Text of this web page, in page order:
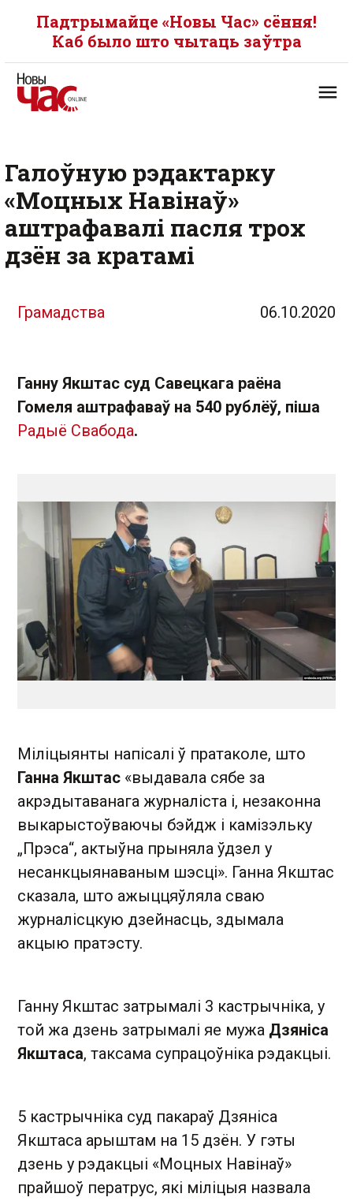
Падтрымайце «Новы Час» сёння!
Каб было што чытаць заўтра
Галоўную рэдактарку
«Моцных Навінаў»
аштрафавалі пасля трох
дзён за кратамі
Грамадства 06.10.2020
Ганну Якштас суд Савецкага раёна
Гомеля аштрафаваў на 540 рублёў, піша
Радыё Свабода.
Міліцыянты напісалі ў пратаколе, што
Ганна Якштас «выдавала сябе за
акрэдытаванага журналіста і, незаконна
выкарыстоўваючы бэйдж і камізэльку
„Прэса“, актыўна прыняла ўдзел у
несанкцыянаваным шэсці». Ганна Якштас
сказала, што ажыццяўляла сваю
журналісцкую дзейнасць, здымала
акцыю пратэсту.
Ганну Якштас затрымалі 3 кастрычніка, у
той жа дзень затрымалі яе мужа Дзяніса
Якштаса, таксама супрацоўніка рэдакцыі.
5 кастрычніка суд пакараў Дзяніса
Якштаса арыштам на 15 дзён. У гэты
дзень у рэдакцыі «Моцных Навінаў»
прайшоў ператрус, які міліцыя назвала